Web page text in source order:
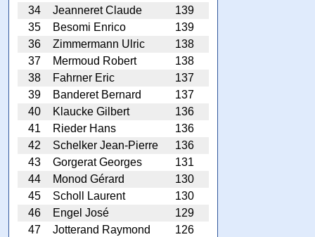
34
Jeanneret Claude
139
35
Besomi Enrico
139
36
Zimmermann Ulric
138
37
Mermoud Robert
138
38
Fahrner Eric
137
39
Banderet Bernard
137
40
Klaucke Gilbert
136
41
Rieder Hans
136
42
Schelker Jean-Pierre
136
43
Gorgerat Georges
131
44
Monod Gérard
130
45
Scholl Laurent
130
46
Engel José
129
47
Jotterand Raymond 126